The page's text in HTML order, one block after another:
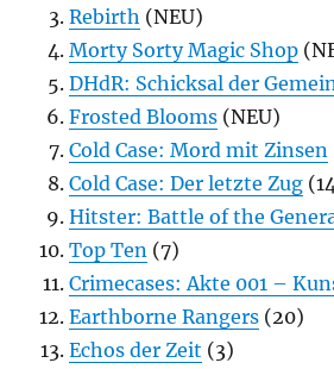
Rebirth (NEU)
Morty Sorty Magic Shop
DHdR: Schicksal der
Frosted Blooms (NEU)
Cold Case: Mord mit Zinsen
Cold Case: Der letzte Zug
Hitster: Battle of the
Top Ten (7)
Crimecases: Akte 001 –
Earthborne Rangers (20)
Echos der Zeit (3)